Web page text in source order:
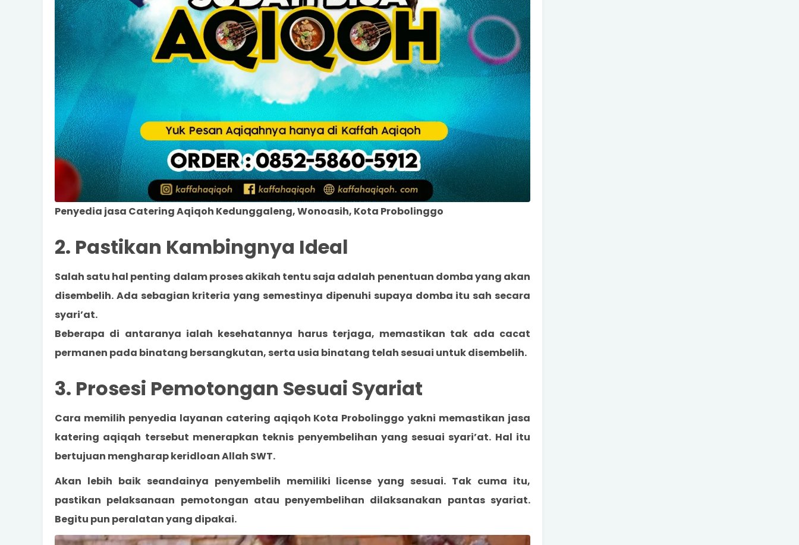
Penyedia jasa Catering Aqiqoh Kedunggaleng, Wonoasih, Kota Probolinggo
2. Pastikan Kambingnya Ideal
Salah satu hal penting dalam proses akikah tentu saja adalah penentuan domba yang akan
disembelih. Ada sebagian kriteria yang semestinya dipenuhi supaya domba itu sah secara
syari’at.
Beberapa di antaranya ialah kesehatannya harus terjaga, memastikan tak ada cacat
permanen pada binatang bersangkutan, serta usia binatang telah sesuai untuk disembelih.
3. Prosesi Pemotongan Sesuai Syariat
Cara memilih penyedia layanan catering aqiqoh Kota Probolinggo yakni memastikan jasa
katering aqiqah tersebut menerapkan teknis penyembelihan yang sesuai syari’at. Hal itu
bertujuan mengharap keridloan Allah SWT.
Akan lebih baik seandainya penyembelih memiliki license yang sesuai. Tak cuma itu,
pastikan pelaksanaan pemotongan atau penyembelihan dilaksanakan pantas syariat.
Begitu pun peralatan yang dipakai.